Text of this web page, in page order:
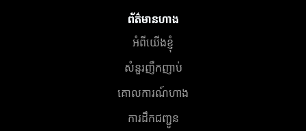
ព័ត៌មានហាង
អំពីយើងខ្ញុំ
សំនួរញឹកញាប់
គោលការណ៍ហាង
ការដឹកជញ្ជូន